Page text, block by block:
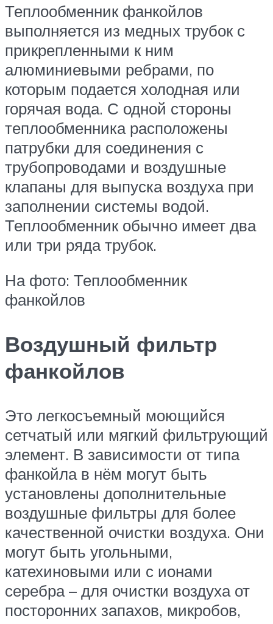
Теплообменник фанкойлов
выполняется из медных трубок с
прикрепленными к ним
алюминиевыми ребрами, по
которым подается холодная или
горячая вода. С одной стороны
теплообменника расположены
патрубки для соединения с
трубопроводами и воздушные
клапаны для выпуска воздуха при
заполнении системы водой.
Теплообменник обычно имеет два
или три ряда трубок.
На фото: Теплообменник
фанкойлов
Воздушный фильтр
фанкойлов
Это легкосъемный моющийся
сетчатый или мягкий фильтрующий
элемент. В зависимости от типа
фанкойла в нём могут быть
установлены дополнительные
воздушные фильтры для более
качественной очистки воздуха. Они
могут быть угольными,
катехиновыми или с ионами
серебра – для очистки воздуха от
посторонних запахов, микробов,